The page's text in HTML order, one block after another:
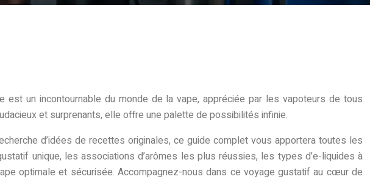
un incontournable du monde de la vape, appréciée par les vapoteurs de tous
et surprenants, elle offre une palette de possibilités infinie.
d’idées de recettes originales, ce guide complet vous apportera toutes les
unique, les associations d’arômes les plus réussies, les types d’e-liquides à
optimale et sécurisée. Accompagnez-nous dans ce voyage gustatif au cœur de